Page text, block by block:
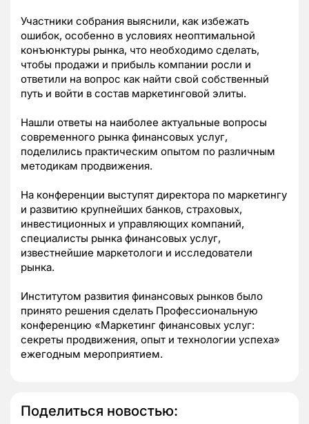
Участники собрания выяснили, как избежать
ошибок, особенно в условиях неоптимальной
конъюнктуры рынка, что необходимо сделать,
чтобы продажи и прибыль компании росли и
ответили на вопрос как найти свой собственный
путь и войти в состав маркетинговой элиты.
Нашли ответы на наиболее актуальные вопросы
современного рынка финансовых услуг,
поделились практическим опытом по различным
методикам продвижения.
На конференции выступят директора по маркетингу
и развитию крупнейших банков, страховых,
инвестиционных и управляющих компаний,
специалисты рынка финансовых услуг,
известнейшие маркетологи и исследователи
рынка.
Институтом развития финансовых рынков было
принято решения сделать Профессиональную
конференцию «Маркетинг финансовых услуг:
секреты продвижения, опыт и технологии успеха»
ежегодным мероприятием.
Поделиться новостью: